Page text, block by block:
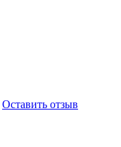
Оставить отзыв